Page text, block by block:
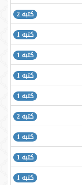
كتبه 2
كتبه 1
كتبه 1
كتبه 1
كتبه 1
كتبه 2
كتبه 1
كتبه 1
كتبه 1